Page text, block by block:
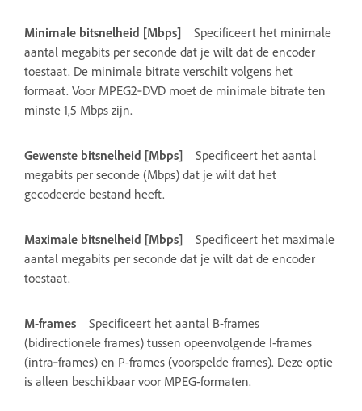
Minimale bitsnelheid [Mbps]
Specificeert het minimale
aantal megabits per seconde dat je wilt dat de encoder
toestaat. De minimale bitrate verschilt volgens het
formaat. Voor MPEG2‑DVD moet de minimale bitrate ten
minste 1,5 Mbps zijn.
Gewenste bitsnelheid [Mbps]
Specificeert het aantal
megabits per seconde (Mbps) dat je wilt dat het
gecodeerde bestand heeft.
Maximale bitsnelheid [Mbps]
Specificeert het maximale
aantal megabits per seconde dat je wilt dat de encoder
toestaat.
M-frames
Specificeert het aantal B-frames
(bidirectionele frames) tussen opeenvolgende I-frames
(intra‑frames) en P-frames (voorspelde frames). Deze optie
is alleen beschikbaar voor MPEG-formaten.